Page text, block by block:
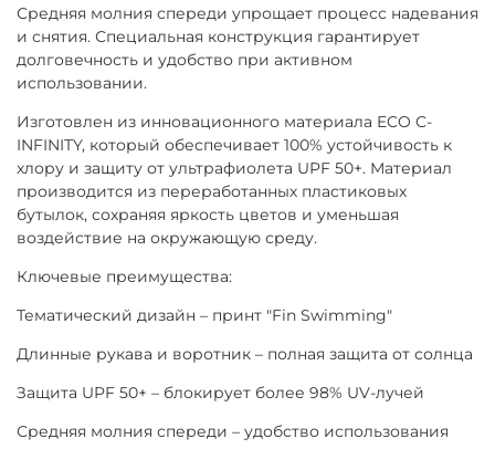
Средняя молния спереди упрощает процесс надевания
и снятия. Специальная конструкция гарантирует
долговечность и удобство при активном
использовании.
Изготовлен из инновационного материала ECO C-
INFINITY, который обеспечивает 100% устойчивость к
хлору и защиту от ультрафиолета UPF 50+. Материал
производится из переработанных пластиковых
бутылок, сохраняя яркость цветов и уменьшая
воздействие на окружающую среду.
Ключевые преимущества:
Тематический дизайн – принт "Fin Swimming"
Длинные рукава и воротник – полная защита от солнца
Защита UPF 50+ – блокирует более 98% UV-лучей
Средняя молния спереди – удобство использования